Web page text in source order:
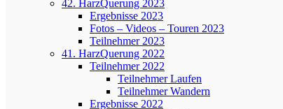
42. HarzQuerung 2023
Ergebnisse 2023
Fotos – Videos – Touren 2023
Teilnehmer 2023
41. HarzQuerung 2022
Teilnehmer 2022
Teilnehmer Laufen
Teilnehmer Wandern
Ergebnisse 2022